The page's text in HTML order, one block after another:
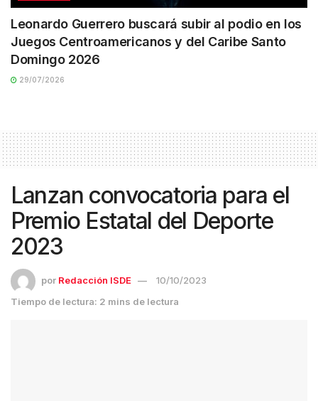
Leonardo Guerrero buscará subir al podio en los
Juegos Centroamericanos y del Caribe Santo
Domingo 2026
29/07/2026
Lanzan convocatoria para el
Premio Estatal del Deporte
2023
por Redacción ISDE
10/10/2023
Tiempo de lectura: 2 mins de lectura